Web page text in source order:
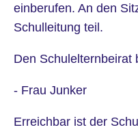
einberufen. An den
Schulleitung teil.
Den Schulelternbeirat
- Frau Junker
Erreichbar ist der